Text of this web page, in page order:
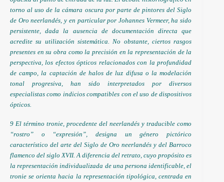
torno al uso de la cámara oscura por parte de pintores del Siglo
de Oro neerlandés, y en particular por Johannes Vermeer, ha sido
persistente, dada la ausencia de documentación directa que
acredite su utilización sistemática. No obstante, ciertos rasgos
presentes en su obra como la precisión en la representación de la
perspectiva, los efectos ópticos relacionados con la profundidad
de campo, la captación de halos de luz difusa o la modelación
tonal progresiva, han sido interpretados por diversos
especialistas como indicios compatibles con el uso de dispositivos
ópticos.
9 El término tronie, procedente del neerlandés y traducible como
“rostro” o “expresión”, designa un género pictórico
característico del arte del Siglo de Oro neerlandés y del Barroco
flamenco del siglo XVII. A diferencia del retrato, cuyo propósito es
la representación individualizada de una persona identificable, el
tronie se orienta hacia la representación tipológica, centrada en